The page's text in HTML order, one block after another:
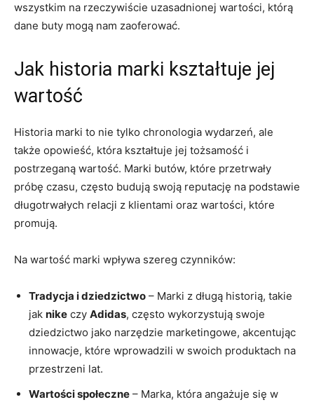
wszystkim​ na rzeczywiście uzasadnionej wartości, którą‍
dane buty mogą​ nam zaoferować.
Jak historia marki kształtuje jej
wartość
Historia marki ‌to nie tylko chronologia ⁣wydarzeń, ale
także ⁢opowieść,‍ która ​kształtuje jej tożsamość i
postrzeganą wartość.⁢ Marki butów, które przetrwały
próbę czasu, ⁢często ⁣budują swoją reputację na⁣ podstawie
długotrwałych relacji⁤ z klientami oraz wartości, które
promują.
Na wartość ‍marki⁣ wpływa‌ szereg​ czynników:
Tradycja i ⁤dziedzictwo – Marki ⁢z‍ długą historią, takie
‌jak nike czy Adidas, często wykorzystują⁤ swoje
⁢dziedzictwo jako ‍narzędzie​ marketingowe, akcentując
⁢innowacje, które wprowadzili​ w swoich produktach na‌
przestrzeni lat.
Wartości społeczne – ⁣Marka, która angażuje się w